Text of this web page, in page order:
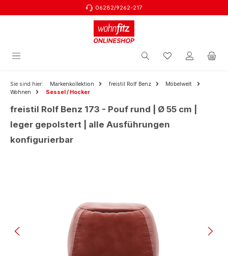
06282/9262-217
Sie sind hier: Markenkollektion freistil Rolf Benz
Möbelwelt
Wohnen
Sessel / Hocker
freistil Rolf Benz 173 - Pouf rund | Ø 55 cm |
leger gepolstert | alle Ausführungen
konfigurierbar